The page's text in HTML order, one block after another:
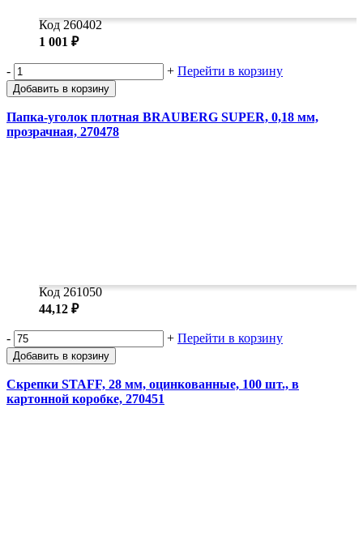
Код 260402
1 001 ₽
- + Перейти в корзину
Добавить в корзину
Папка-уголок плотная BRAUBERG SUPER, 0,18 мм,
прозрачная, 270478
Код 261050
44,12 ₽
- + Перейти в корзину
Добавить в корзину
Скрепки STAFF, 28 мм, оцинкованные, 100 шт., в
картонной коробке, 270451